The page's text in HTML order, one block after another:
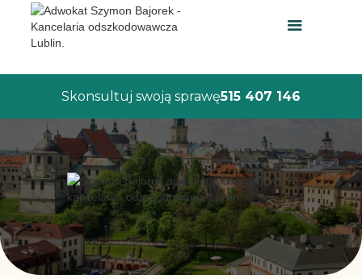
Skonsultuj swoją sprawę515 407 146